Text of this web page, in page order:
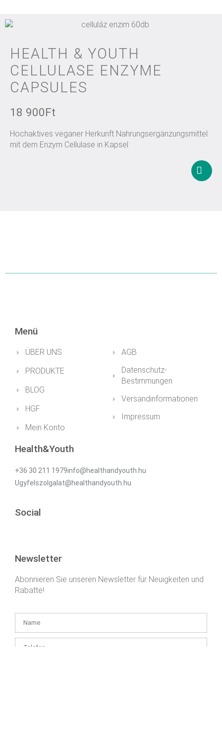
HEALTH & YOUTH
CELLULASE ENZYME
CAPSULES
18 900Ft
Hochaktives veganer Herkunft Nahrungsergänzungsmittel
mit dem Enzym Cellulase in Kapsel
Menü
ÜBER UNS
PRODUKTE
BLOG
HGF
Mein Konto
AGB
Datenschutz-
Bestimmungen
Versandinformationen
Impressum
Health&Youth
+36 30 211 1979info@healthandyouth.hu
Ugyfelszolgalat@healthandyouth.hu
Social
Newsletter
Abonnieren Sie unseren Newsletter für Neuigkeiten und
Rabatte!